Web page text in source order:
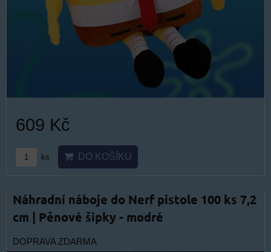
609 Kč
ks DO KOŠÍKU
Náhradní náboje do Nerf pistole 100 ks 7,2
cm | Pěnové šipky - modré
DOPRAVA ZDARMA